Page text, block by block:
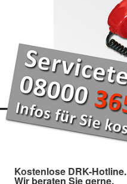
Kostenlose DRK-Hotline.
Wir beraten Sie gerne.